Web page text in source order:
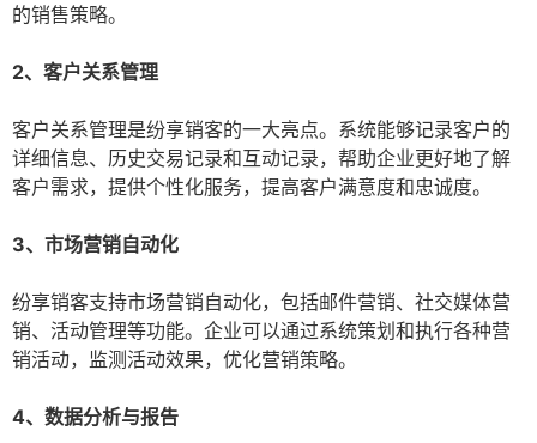
的销售策略。
2、客户关系管理
客户关系管理是纷享销客的一大亮点。系统能够记录客户的
详细信息、历史交易记录和互动记录，帮助企业更好地了解
客户需求，提供个性化服务，提高客户满意度和忠诚度。
3、市场营销自动化
纷享销客支持市场营销自动化，包括邮件营销、社交媒体营
销、活动管理等功能。企业可以通过系统策划和执行各种营
销活动，监测活动效果，优化营销策略。
4、数据分析与报告